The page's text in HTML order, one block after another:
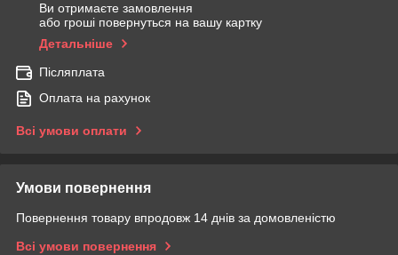
Ви отримаєте замовлення
або гроші повернуться на вашу картку
Детальніше
Післяплата
Оплата на рахунок
Всі умови оплати
Умови повернення
Повернення товару впродовж 14 днів за домовленістю
Всі умови повернення